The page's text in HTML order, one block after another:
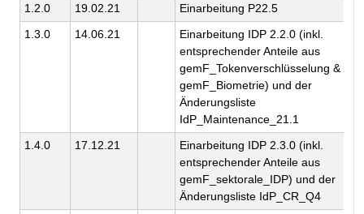
1.2.0
19.02.21
Einarbeitung P22.5
1.3.0
14.06.21
Einarbeitung IDP 2.2.0 (inkl.
entsprechender Anteile aus
gemF_Tokenverschlüsselung &
gemF_Biometrie) und der
Änderungsliste
IdP_Maintenance_21.1
1.4.0
17.12.21
Einarbeitung IDP 2.3.0 (inkl.
entsprechender Anteile aus
gemF_sektorale_IDP) und der
Änderungsliste IdP_CR_Q4